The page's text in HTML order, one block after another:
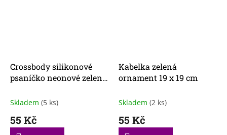
Crossbody silikonové
psaníčko neonové zelené
Skladem (5 ks)
55 Kč
Kabelka zelená
ornament 19 x 19 cm
Skladem (2 ks)
55 Kč